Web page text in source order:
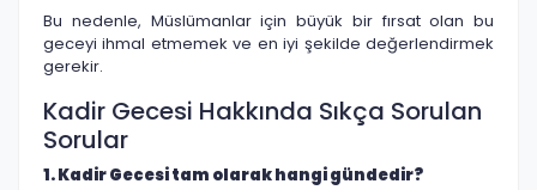
Bu nedenle, Müslümanlar için büyük bir fırsat olan bu
geceyi ihmal etmemek ve en iyi şekilde değerlendirmek
gerekir.
Kadir Gecesi Hakkında Sıkça Sorulan
Sorular
1. Kadir Gecesi tam olarak hangi gündedir?